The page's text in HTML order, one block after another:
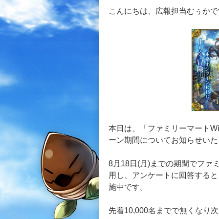
こんにちは、広報担当むぅか
本日は、「ファミリーマート
ーン期間についてお知らせい
8月18日(月)までの期間でファ
用し、アンケートに回答する
施中です。
先着10,000名までで無くなり